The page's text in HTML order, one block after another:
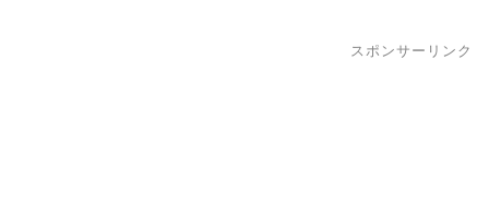
スポンサーリンク